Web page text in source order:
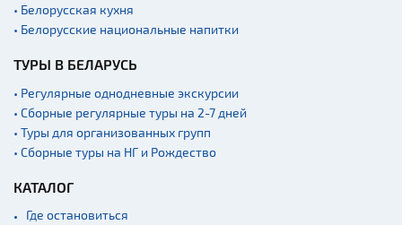
• Белорусская кухня
• Белорусские национальные напитки
ТУРЫ В БЕЛАРУСЬ
• Регулярные однодневные экскурсии
• Сборные регулярные туры на 2-7 дней
• Туры для организованных групп
• Сборные туры на НГ и Рождество
КАТАЛОГ
Где остановиться